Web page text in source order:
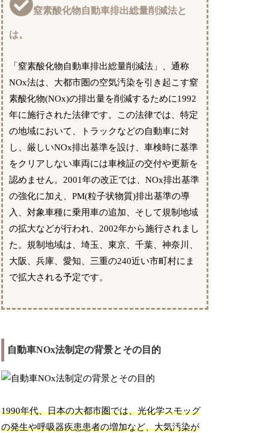
窒素酸化物自動車排出総量削減法と
は。
「窒素酸化物自動車排出総量削減法」、通称
NOx法は、大都市圏の空気汚染を引き起こす窒
素酸化物(NOx)の排出量を削減するために1992
年に施行された法律です。この法律では、特定
の地域において、トラックなどの自動車に対
し、厳しいNOx排出基準を設け、車検時に基準
をクリアしない車両には車検証の交付や更新を
認めません。2001年の改正では、NOx排出基準
の強化に加え、PM(粒子状物質)排出基準の導
入、対象車種に乗用車の追加、そして規制地域
の拡大などが行われ、2002年から施行されまし
た。規制地域は、埼玉、東京、千葉、神奈川、
大阪、兵庫、愛知、三重の240近い市町村にま
で拡大される予定です。
自動車NOx法制定の背景とその目的
1990年代、日本の大都市圏では、光化学スモッグ
の発生や呼吸器疾患患者の増加など、大気汚染が